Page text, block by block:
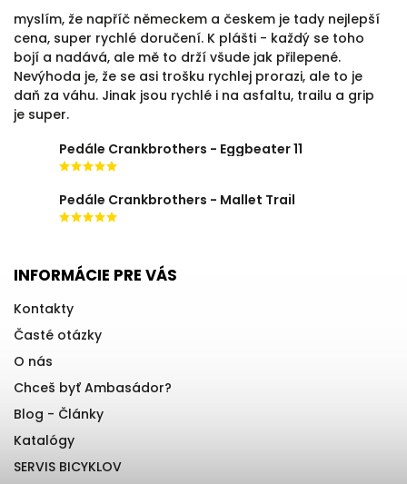
myslím, že napříč německem a českem je tady nejlepší
cena, super rychlé doručení. K plášti - každý se toho
bojí a nadává, ale mě to drží všude jak přilepené.
Nevýhoda je, že se asi trošku rychlej prorazi, ale to je
daň za váhu. Jinak jsou rychlé i na asfaltu, trailu a grip
je super.
Pedále Crankbrothers - Eggbeater 11
Pedále Crankbrothers - Mallet Trail
INFORMÁCIE PRE VÁS
Kontakty
Časté otázky
O nás
Chceš byť Ambasádor?
Blog - Články
Katalógy
SERVIS BICYKLOV